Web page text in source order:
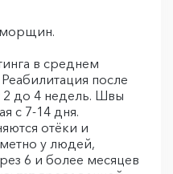
морщин.
в среднем
после
2 до 4 недель. Швы
с 7-14 дня.
отёки и
у людей,
6 и более месяцев